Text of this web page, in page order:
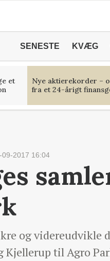
SENESTE KVÆG
et
Nye aktierekorder –
fra et 24-årigt
09-2017 16:04
og videreudvikle
Kjellerup til Agro